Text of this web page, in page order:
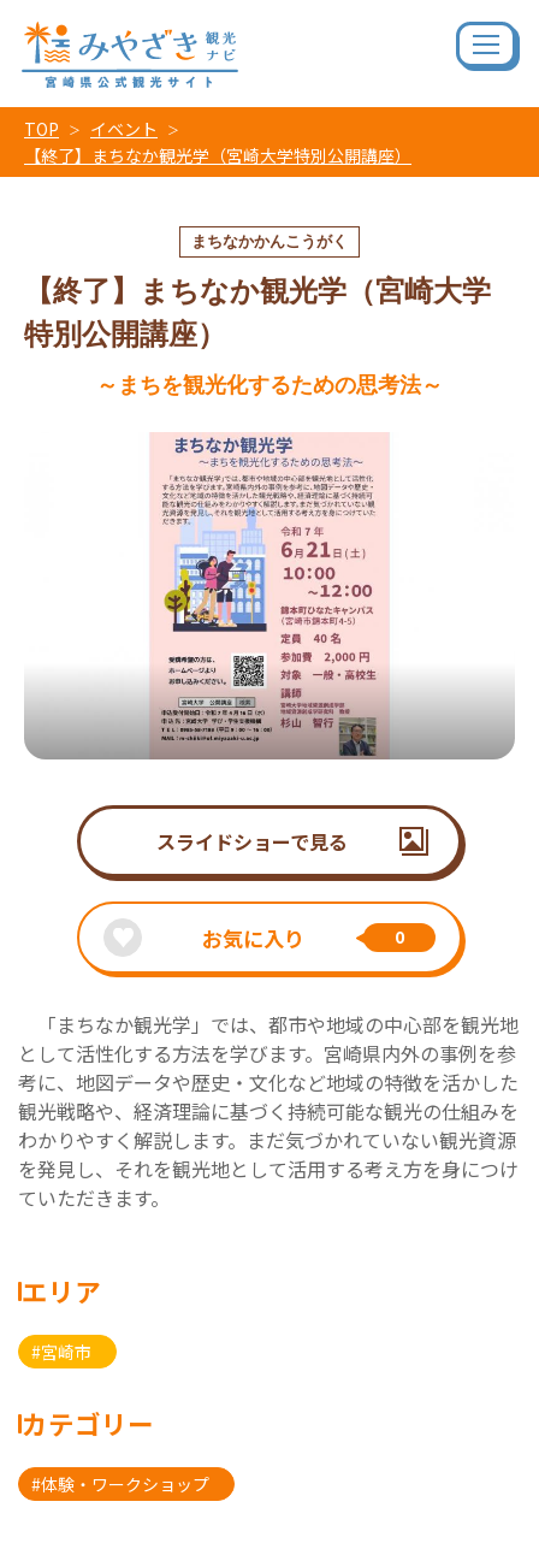
TOP
イベント
【終了】まちなか観光学（宮崎大学特別公開講座）
まちなかかんこうがく
【終了】まちなか観光学（宮崎大学
特別公開講座）
～まちを観光化するための思考法～
スライドショーで見る
お気に入り 0
「まちなか観光学」では、都市や地域の中心部を観光地
として活性化する方法を学びます。宮崎県内外の事例を参
考に、地図データや歴史・文化など地域の特徴を活かした
観光戦略や、経済理論に基づく持続可能な観光の仕組みを
わかりやすく解説します。まだ気づかれていない観光資源
を発見し、それを観光地として活用する考え方を身につけ
ていただきます。
エリア
#宮崎市
カテゴリー
#体験・ワークショップ